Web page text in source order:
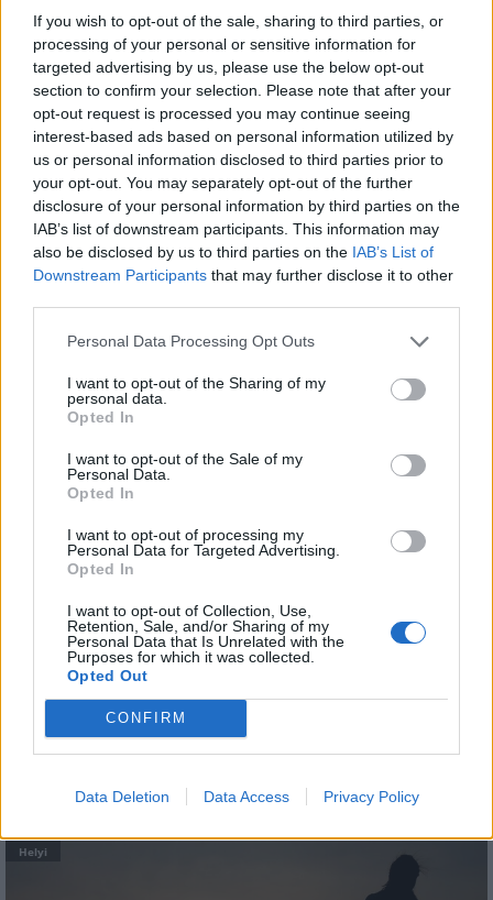
If you wish to opt-out of the sale, sharing to third parties, or
processing of your personal or sensitive information for
targeted advertising by us, please use the below opt-out
section to confirm your selection. Please note that after your
opt-out request is processed you may continue seeing
interest-based ads based on personal information utilized by
us or personal information disclosed to third parties prior to
your opt-out. You may separately opt-out of the further
disclosure of your personal information by third parties on the
IAB’s list of downstream participants. This information may
also be disclosed by us to third parties on the IAB’s List of
Downstream Participants that may further disclose it to other
Personal Data Processing Opt Outs
I want to opt-out of the Sharing of my
personal data.
Opted In
I want to opt-out of the Sale of my
Personal Data.
Opted In
I want to opt-out of processing my
Personal Data for Targeted Advertising.
Opted In
I want to opt-out of Collection, Use,
Retention, Sale, and/or Sharing of my
Personal Data that Is Unrelated with the
Purposes for which it was collected.
Opted Out
CONFIRM
Data Deletion Data Access Privacy Policy
BKK KM Építő Kft. Főmterv Mérnöki Tervező Zrt.
Látványos építési szakasz indult be a Flórián téri
felüljárón
A tartós nyári hőség jelentős kihívás elé állítja a KM Építőt,
ennek ellenére folyamatosan halad az aszfaltozás.
Paks II.: Mit jelent az 5. blokk új
mérföldköve a felülvizsgálat
Elkészült a Liszt Ferenc repülőtér
közelében lévő logisztikai bázis út- és
múlt Bicske vízellátása
Épített öröksége megújításával is készül
Mohács a csata ötszázadik
évfordulójára
AJÁNLJUK MÉG
Helyi